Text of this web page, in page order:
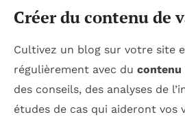
Créer du contenu de
Cultivez un blog sur votre site
régulièrement avec du contenu
des conseils, des analyses de
études de cas qui aideront vos